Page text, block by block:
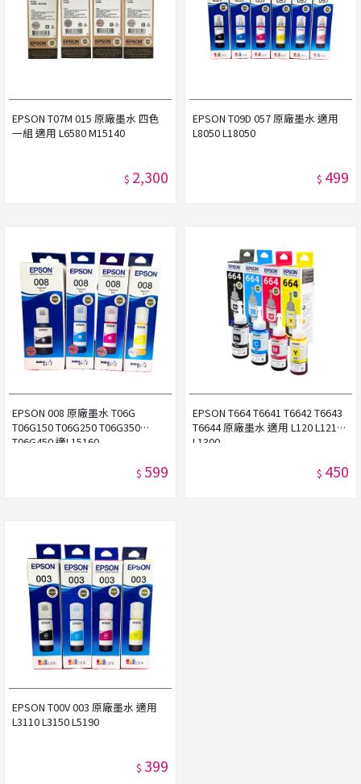
EPSON T07M 015 原廠墨水 四色
一組 適用 L6580 M15140
$ 2,300
EPSON T09D 057 原廠墨水 適用
L8050 L18050
$ 499
EPSON 008 原廠墨水 T06G
T06G150 T06G250 T06G350
T06G450 適L15160
$ 599
EPSON T664 T6641 T6642 T6643
T6644 原廠墨水 適用 L120 L121
L1300
$ 450
EPSON T00V 003 原廠墨水 適用
L3110 L3150 L5190
$ 399